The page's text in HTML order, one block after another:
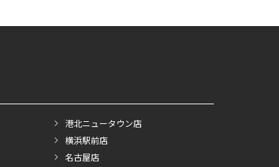
港北ニュータウン店
横浜駅前店
名古屋店